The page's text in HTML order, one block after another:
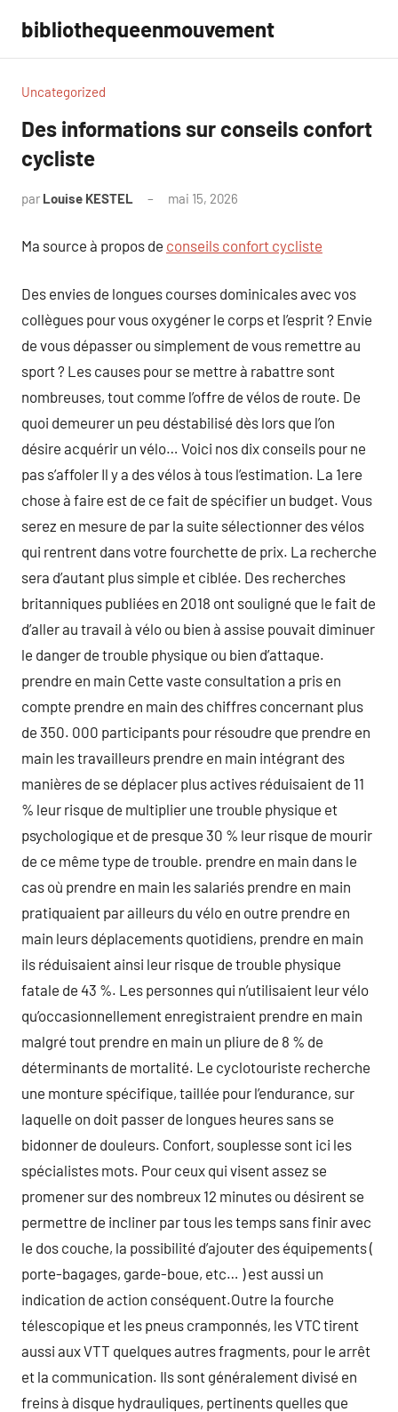
contenu
bibliothequeenmouvement
Uncategorized
Des informations sur conseils confort
cycliste
par Louise KESTEL mai 15, 2026
Ma source à propos de conseils confort cycliste
Des envies de longues courses dominicales avec vos
collègues pour vous oxygéner le corps et l’esprit ? Envie
de vous dépasser ou simplement de vous remettre au
sport ? Les causes pour se mettre à rabattre sont
nombreuses, tout comme l’offre de vélos de route. De
quoi demeurer un peu déstabilisé dès lors que l’on
désire acquérir un vélo… Voici nos dix conseils pour ne
pas s’affoler Il y a des vélos à tous l’estimation. La 1ere
chose à faire est de ce fait de spécifier un budget. Vous
serez en mesure de par la suite sélectionner des vélos
qui rentrent dans votre fourchette de prix. La recherche
sera d’autant plus simple et ciblée. Des recherches
britanniques publiées en 2018 ont souligné que le fait de
d’aller au travail à vélo ou bien à assise pouvait diminuer
le danger de trouble physique ou bien d’attaque.
prendre en main Cette vaste consultation a pris en
compte prendre en main des chiffres concernant plus
de 350. 000 participants pour résoudre que prendre en
main les travailleurs prendre en main intégrant des
manières de se déplacer plus actives réduisaient de 11
% leur risque de multiplier une trouble physique et
psychologique et de presque 30 % leur risque de mourir
de ce même type de trouble. prendre en main dans le
cas où prendre en main les salariés prendre en main
pratiquaient par ailleurs du vélo en outre prendre en
main leurs déplacements quotidiens, prendre en main
ils réduisaient ainsi leur risque de trouble physique
fatale de 43 %. Les personnes qui n’utilisaient leur vélo
qu’occasionnellement enregistraient prendre en main
malgré tout prendre en main un pliure de 8 % de
déterminants de mortalité. Le cyclotouriste recherche
une monture spécifique, taillée pour l’endurance, sur
laquelle on doit passer de longues heures sans se
bidonner de douleurs. Confort, souplesse sont ici les
spécialistes mots. Pour ceux qui visent assez se
promener sur des nombreux 12 minutes ou désirent se
permettre de incliner par tous les temps sans finir avec
le dos couche, la possibilité d’ajouter des équipements (
porte-bagages, garde-boue, etc… ) est aussi un
indication de action conséquent.Outre la fourche
télescopique et les pneus cramponnés, les VTC tirent
aussi aux VTT quelques autres fragments, pour le arrêt
et la communication. Ils sont généralement divisé en
freins à disque hydrauliques, pertinents quelles que